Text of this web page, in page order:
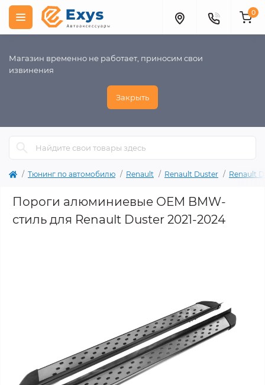
Магазин временно не работает, приносим свои
извинения
Закрыть
0
Тюнинг по автомобилю Renault Renault Duster Renault
Пороги алюминиевые ОЕМ BMW-
стиль для Renault Duster 2021-2024